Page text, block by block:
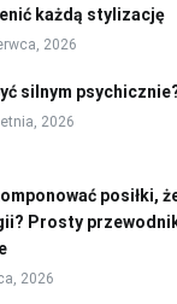
każdą stylizację
2026
silnym
2026
posiłki,
Prosty
2026